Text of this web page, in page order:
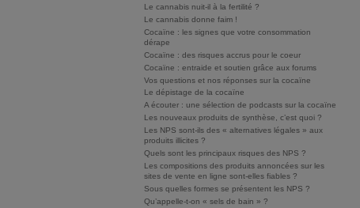
Le cannabis nuit-il à la fertilité ?
Le cannabis donne faim !
Cocaïne : les signes que votre consommation
dérape
Cocaïne : des risques accrus pour le coeur
Cocaïne : entraide et soutien grâce aux forums
Vos questions et nos réponses sur la cocaïne
Le dépistage de la cocaïne
A écouter : une sélection de podcasts sur la cocaïne
Les nouveaux produits de synthèse, c’est quoi ?
Les NPS sont-ils des « alternatives légales » aux
produits illicites ?
Quels sont les principaux risques des NPS ?
Les compositions des produits annoncées sur les
sites de vente en ligne sont-elles fiables ?
Sous quelles formes se présentent les NPS ?
Qu’appelle-t-on « sels de bain » ?